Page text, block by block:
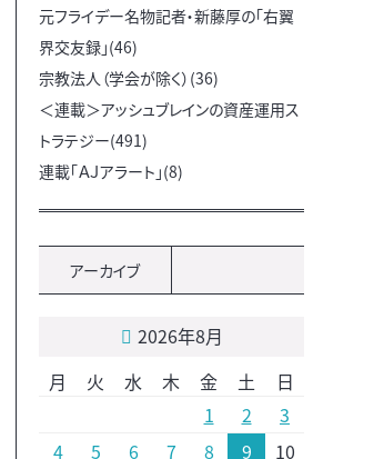
元フライデー名物記者・新藤厚の「右翼
界交友録」(46)
宗教法人（学会が除く）(36)
＜連載＞アッシュブレインの資産運用ス
トラテジー(491)
連載「ＡＪアラート」(8)
アーカイブ
2026年8月
月
火 水 木 金 土
日
1
2
3
4
5 6 7 8 9 10